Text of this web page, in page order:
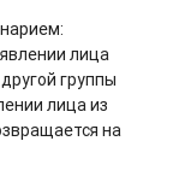
лица
группы
лица из
на